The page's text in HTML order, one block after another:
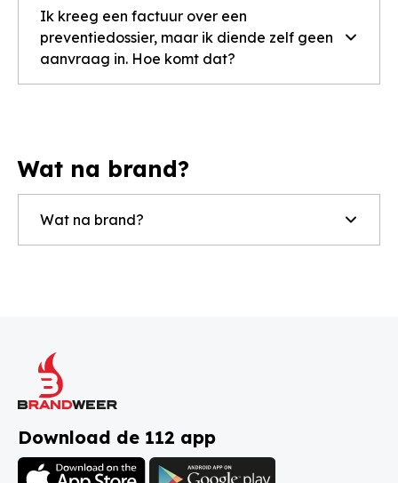
Ik kreeg een factuur over een
preventiedossier, maar ik diende zelf geen
aanvraag in. Hoe komt dat?
Wat na brand?
Wat na brand?
Download de 112 app